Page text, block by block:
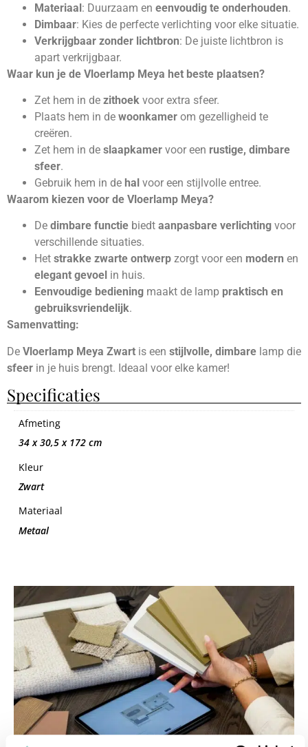
Materiaal: Duurzaam en eenvoudig te onderhouden.
Dimbaar: Kies de perfecte verlichting voor elke situatie.
Verkrijgbaar zonder lichtbron: De juiste lichtbron is
apart verkrijgbaar.
Waar kun je de Vloerlamp Meya het beste plaatsen?
Zet hem in de zithoek voor extra sfeer.
Plaats hem in de woonkamer om gezelligheid te
creëren.
Zet hem in de slaapkamer voor een rustige, dimbare
sfeer.
Gebruik hem in de hal voor een stijlvolle entree.
Waarom kiezen voor de Vloerlamp Meya?
De dimbare functie biedt aanpasbare verlichting voor
verschillende situaties.
Het strakke zwarte ontwerp zorgt voor een modern en
elegant gevoel in huis.
Eenvoudige bediening maakt de lamp praktisch en
gebruiksvriendelijk.
Samenvatting:
De Vloerlamp Meya Zwart is een stijlvolle, dimbare lamp die
sfeer in je huis brengt. Ideaal voor elke kamer!
Specificaties
Afmeting
34 x 30,5 x 172 cm
Kleur
Zwart
Materiaal
Metaal